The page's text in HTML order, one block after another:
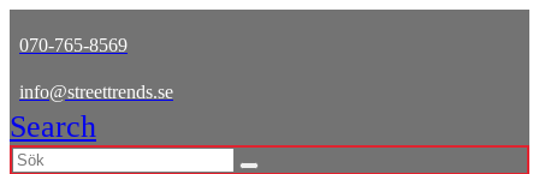
070-765-8569
info@streettrends.se
Search